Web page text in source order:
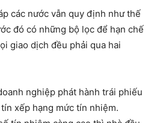
các nước vẫn quy định như thế
đó có những bộ lọc để hạn chế
giao dịch đều phải qua hai
nghiệp phát hành trái phiếu
xếp hạng mức tín nhiệm.